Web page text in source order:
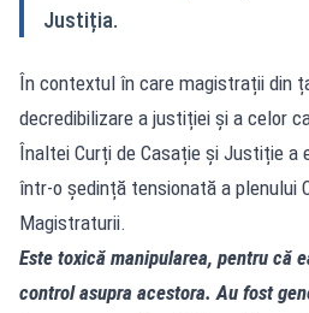
Justiția.
În contextul în care magistrații din
decredibilizare a justiției și a celor
Înaltei Curți de Casație și Justiție a
într-o ședință tensionată a plenului
Magistraturii.
Este toxică manipularea, pentru că
control asupra acestora. Au fost